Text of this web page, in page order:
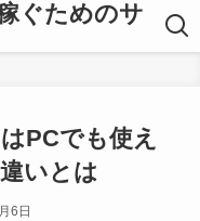
ぐためのサ
PCでも使え
いとは
6日